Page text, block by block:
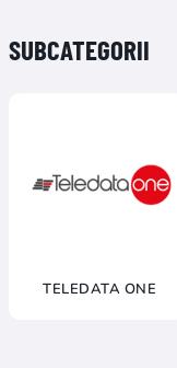
SUBCATEGORII
TELEDATA ONE